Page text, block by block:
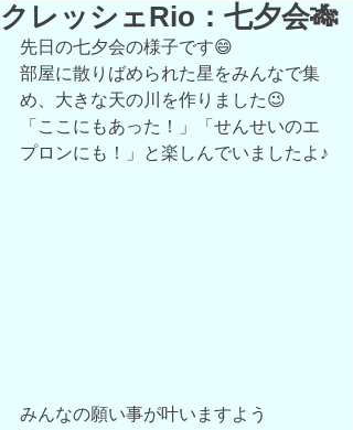
クレッシェRio：七夕会🎋
先日の七夕会の様子です😄
部屋に散りばめられた星をみんなで集
め、大きな天の川を作りました😉
「ここにもあった！」「せんせいのエ
プロンにも！」と楽しんでいましたよ♪
みんなの願い事が叶いますよう